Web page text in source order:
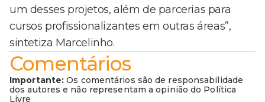
um desses projetos, além de parcerias para
cursos profissionalizantes em outras áreas”,
sintetiza Marcelinho.
Comentários
Importante: Os comentários são de responsabilidade
dos autores e não representam a opinião do Política
Livre